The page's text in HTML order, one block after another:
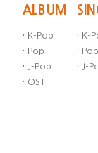
ALBUM
· K-Pop
· Pop
· J-Pop
· OST
· K-
· Pop
· J-